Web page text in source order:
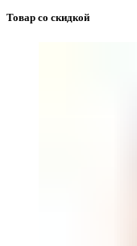
Товар со скидкой